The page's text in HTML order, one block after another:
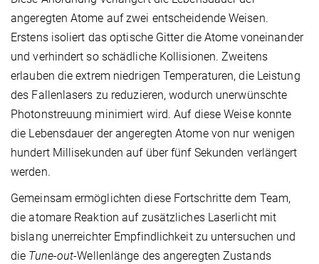
angeregten Atome auf zwei entscheidende Weisen.
Erstens isoliert das optische Gitter die Atome voneinander
und verhindert so schädliche Kollisionen. Zweitens
erlauben die extrem niedrigen Temperaturen, die Leistung
des Fallenlasers zu reduzieren, wodurch unerwünschte
Photonstreuung minimiert wird. Auf diese Weise konnte
die Lebensdauer der angeregten Atome von nur wenigen
hundert Millisekunden auf über fünf Sekunden verlängert
werden.
Gemeinsam ermöglichten diese Fortschritte dem Team,
die atomare Reaktion auf zusätzliches Laserlicht mit
bislang unerreichter Empfindlichkeit zu untersuchen und
die Tune-out-Wellenlänge des angeregten Zustands